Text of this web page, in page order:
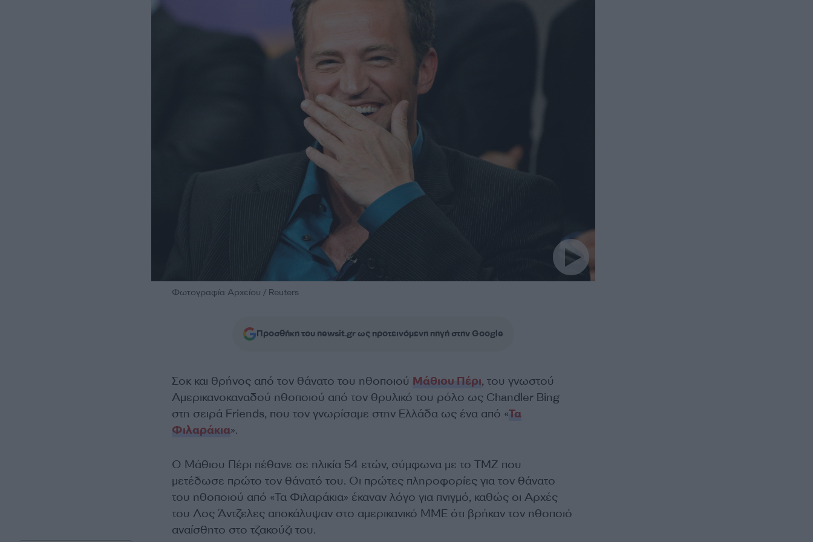
Φωτογραφία Αρχείου / Reuters
Προσθήκη του newsit.gr ως προτεινόμενη πηγή στην Google
Σοκ και θρήνος από τον θάνατο του ηθοποιού Μάθιου Πέρι, του γνωστού
Αμερικανοκαναδού ηθοποιού από τον θρυλικό του ρόλο ως Chandler Bing
στη σειρά Friends, που τον γνωρίσαμε στην Ελλάδα ως ένα από «Τα
Φιλαράκια».
Ο Μάθιου Πέρι πέθανε σε ηλικία 54 ετών, σύμφωνα με το TMZ που
μετέδωσε πρώτο τον θάνατό του. Οι πρώτες πληροφορίες για τον θάνατο
του ηθοποιού από «Τα Φιλαράκια» έκαναν λόγο για πνιγμό, καθώς οι Αρχές
του Λος Άντζελες αποκάλυψαν στο αμερικανικό ΜΜΕ ότι βρήκαν τον ηθοποιό
αναίσθητο στο τζακούζι του.